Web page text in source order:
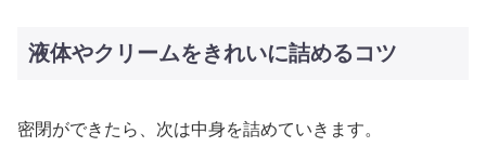
液体やクリームをきれいに詰めるコツ
密閉ができたら、次は中身を詰めていきます。